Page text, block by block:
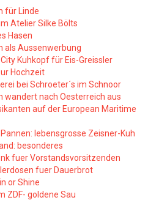
für Linde
Atelier Silke Bölts
Hasen
als Aussenwerbung
Kuhkopf für Eis-Greissler
Hochzeit
bei Schroeter´s im Schnoor
wandert nach Oesterreich aus
auf der European Maritime
lebensgrosse Zeisner-Kuh
besonderes
fuer Vorstandsvorsitzenden
fuer Dauerbrot
or Shine
ZDF- goldene Sau